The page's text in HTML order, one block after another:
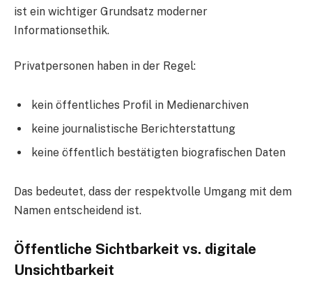
ist ein wichtiger Grundsatz moderner
Informationsethik.
Privatpersonen haben in der Regel:
kein öffentliches Profil in Medienarchiven
keine journalistische Berichterstattung
keine öffentlich bestätigten biografischen Daten
Das bedeutet, dass der respektvolle Umgang mit dem
Namen entscheidend ist.
Öffentliche Sichtbarkeit vs. digitale
Unsichtbarkeit